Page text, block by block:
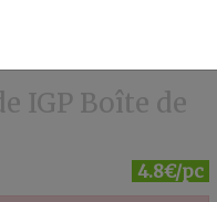
IGP Boîte de
4.8€/pc